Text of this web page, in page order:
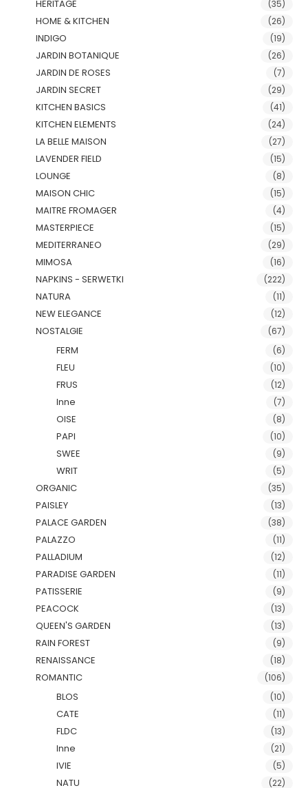
HERITAGE (35)
HOME & KITCHEN (26)
INDIGO (19)
JARDIN BOTANIQUE (26)
JARDIN DE ROSES (7)
JARDIN SECRET (29)
KITCHEN BASICS (41)
KITCHEN ELEMENTS (24)
LA BELLE MAISON (27)
LAVENDER FIELD (15)
LOUNGE (8)
MAISON CHIC (15)
MAITRE FROMAGER (4)
MASTERPIECE (15)
MEDITERRANEO (29)
MIMOSA (16)
NAPKINS - SERWETKI (222)
NATURA (11)
NEW ELEGANCE (12)
NOSTALGIE (67)
FERM (6)
FLEU (10)
FRUS (12)
Inne (7)
OISE (8)
PAPI (10)
SWEE (9)
WRIT (5)
ORGANIC (35)
PAISLEY (13)
PALACE GARDEN (38)
PALAZZO (11)
PALLADIUM (12)
PARADISE GARDEN (11)
PATISSERIE (9)
PEACOCK (13)
QUEEN'S GARDEN (13)
RAIN FOREST (9)
RENAISSANCE (18)
ROMANTIC (106)
BLOS (10)
CATE (11)
FLDC (13)
Inne (21)
IVIE (5)
NATU (22)